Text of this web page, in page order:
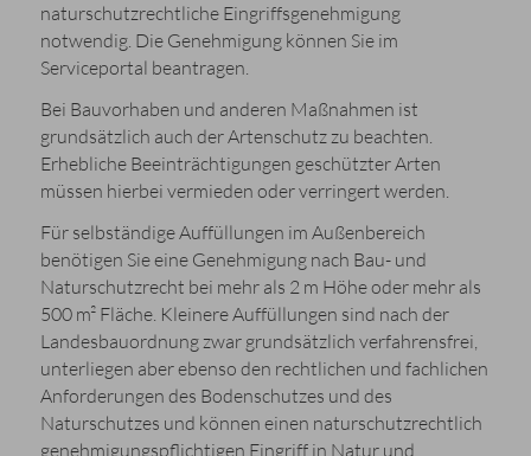
naturschutzrechtliche Eingriffsgenehmigung
notwendig. Die Genehmigung können Sie im
Serviceportal beantragen.
Bei Bauvorhaben und anderen Maßnahmen ist
grundsätzlich auch der Artenschutz zu beachten.
Erhebliche Beeinträchtigungen geschützter Arten
müssen hierbei vermieden oder verringert werden.
Für selbständige Auffüllungen im Außenbereich
benötigen Sie eine Genehmigung nach Bau- und
Naturschutzrecht bei mehr als 2 m Höhe oder mehr als
500 m² Fläche. Kleinere Auffüllungen sind nach der
Landesbauordnung zwar grundsätzlich verfahrensfrei,
unterliegen aber ebenso den rechtlichen und fachlichen
Anforderungen des Bodenschutzes und des
Naturschutzes und können einen naturschutzrechtlich
genehmigungspflichtigen Eingriff in Natur und